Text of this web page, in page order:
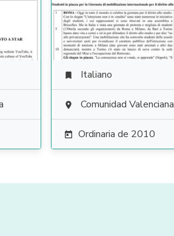
 Italiano
 Comunidad Valenciana
 Ordinaria de 2010